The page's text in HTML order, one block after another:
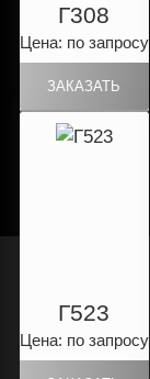
Г308
Цена: по запросу
Г523
Цена: по запросу